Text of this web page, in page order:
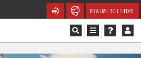
REALMERCH.STORE